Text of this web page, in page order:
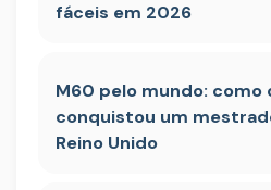
fáceis em 2026
M60 pelo mundo: como
conquistou um
Reino Unido